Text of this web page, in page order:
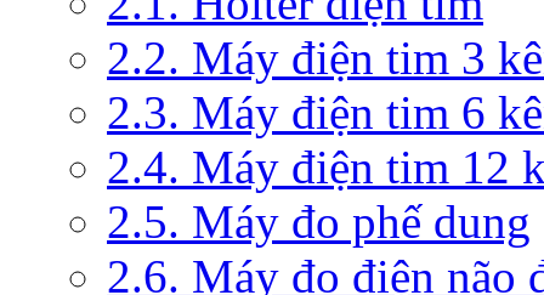
2.2. Máy điện tim 3
2.3. Máy điện tim 6
2.4. Máy điện tim 12
2.5. Máy đo phế dung
2.6. Máy đo điện não